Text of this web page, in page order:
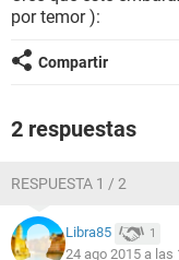
por temor ):
Compartir
2 respuestas
RESPUESTA 1 / 2
Libra85 1
24 ago 2015 a las